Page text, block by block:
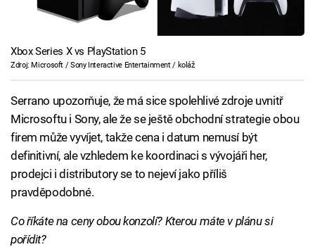
Xbox Series X vs PlayStation 5
Zdroj: Microsoft / Sony Interactive Entertainment / koláž
Serrano upozorňuje, že má sice spolehlivé zdroje uvnitř
Microsoftu i Sony, ale že se ještě obchodní strategie obou
firem může vyvíjet, takže cena i datum nemusí být
definitivní, ale vzhledem ke koordinaci s vývojáři her,
prodejci i distributory se to nejeví jako příliš
pravděpodobné.
Co říkáte na ceny obou konzolí? Kterou máte v plánu si
pořídit?